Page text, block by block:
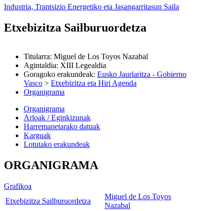
Industria, Trantsizio Energetiko eta Jasangarritasun Saila
Etxebizitza Sailburuordetza
Titularra: Miguel de Los Toyos Nazabal
Agintaldia: XIII Legealdia
Goragoko erakundeak: Eusko Jaurlaritza - Gobierno
Vasco > Etxebizitza eta Hiri Agenda
Organigrama
Organigrama
Arloak / Eginkizunak
Harremanetarako datuak
Karguak
Lotutako erakundeak
ORGANIGRAMA
Grafikoa
Etxebizitza Sailburuordetza
Miguel de Los Toyos
Nazabal